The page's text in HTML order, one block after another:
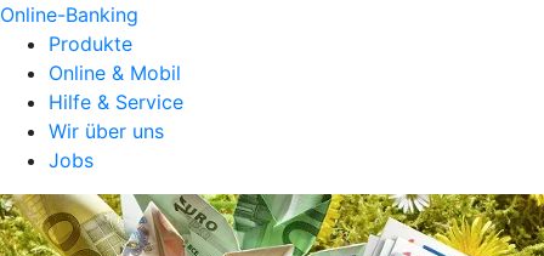
Online-Banking
Produkte
Online & Mobil
Hilfe & Service
Wir über uns
Jobs